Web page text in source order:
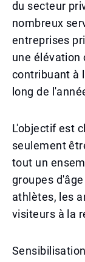
du secteur
nombreux
entreprises
une élévation
contribuant à
long de
L'objectif est
seulement
tout un
groupes
athlètes, les
visiteurs à la